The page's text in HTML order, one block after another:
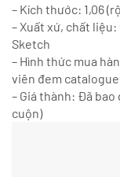
– Kích thước: 1,06
– Xuất xứ, chất liệu:
Sketch
– Hình thức mua
viên đem
– Giá thành: Đã
cuộn)